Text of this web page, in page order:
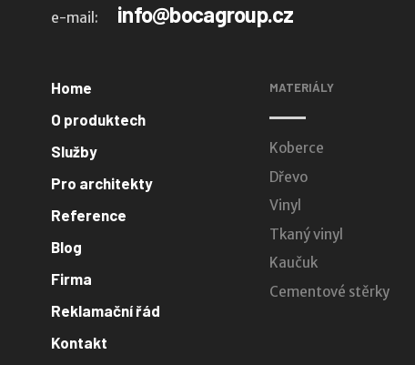
e-mail: info@bocagroup.cz
Home
O produktech
Služby
Pro architekty
Reference
Blog
Firma
Reklamační řád
Kontakt
MATERIÁLY
Koberce
Dřevo
Vinyl
Tkaný vinyl
Kaučuk
Cementové stěrky